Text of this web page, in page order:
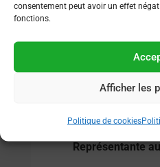
consentement peut avoir un effet
fonctions.
Afficher les
Politique de cookies
Vice-
Représentante